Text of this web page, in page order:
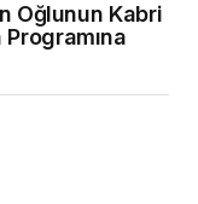
Oğlunun Kabri